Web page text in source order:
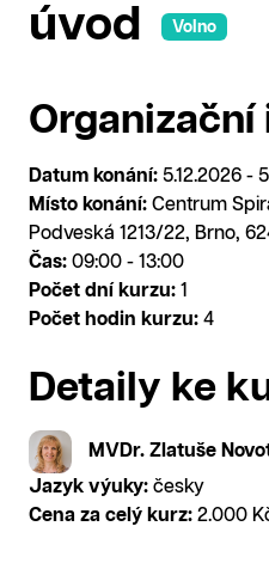
úvod
Volno
Datum konání: 5.12.2026 -
Místo konání: Centrum
Podveská 1213/22, Brno,
Čas: 09:00 - 13:00
Počet dní kurzu: 1
Počet hodin kurzu: 4
Detaily ke
MVDr. Zlatuše
Jazyk výuky: česky
Cena za celý kurz: 2.000